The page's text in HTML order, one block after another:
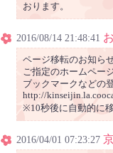
おります。
2016/08/14 21:48:41
ページ移転のお知ら
ご指定のホームペー
ブックマークなどの
http://
※10秒後に自動的に
2016/04/01 07:23:27